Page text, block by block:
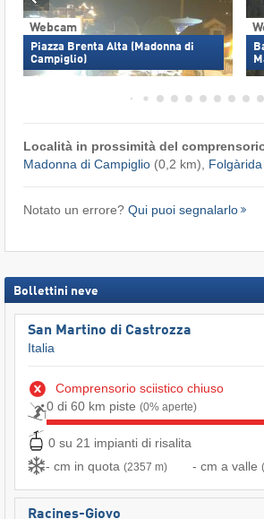
Webcam
Piazza Brenta Alta (Madonna di
Campiglio)
Località in prossimità del
Madonna di Campiglio(0,2 km), Folgàrida
Notato un errore? Qui puoi segnalarlo
Bollettini neve
San Martino di Castrozza
Italia
Comprensorio sciistico chiuso
0 di 60 km piste (0% aperte)
0 su 21 impianti di risalita
- cm in quota (2357 m) - cm a valle
Racines-Giovo